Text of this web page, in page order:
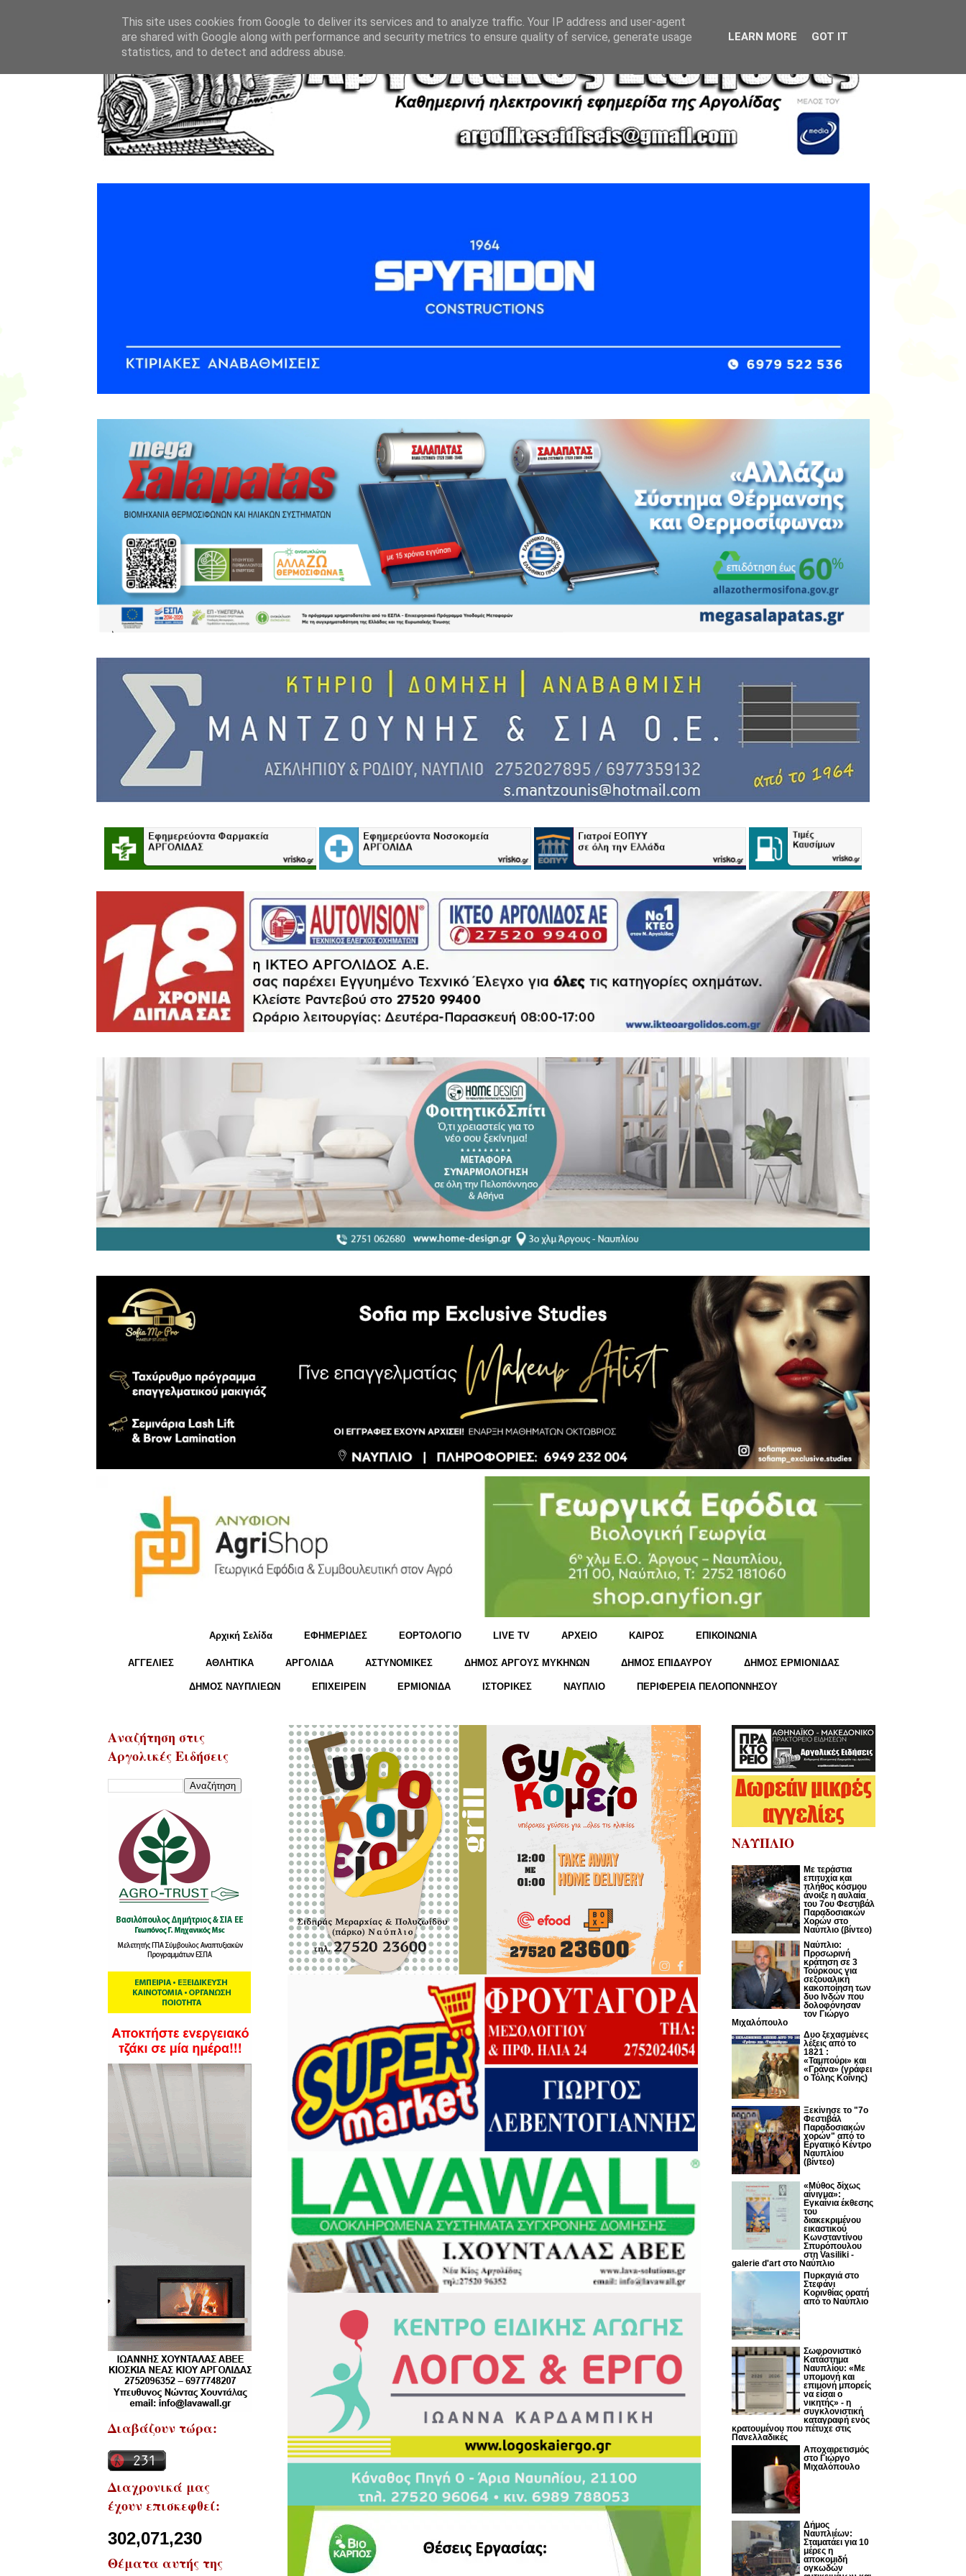
Αρχική Σελίδα ΕΦΗΜΕΡΙΔΕΣ ΕΟΡΤΟΛΟΓΙΟ LIVE TV ΑΡΧΕΙΟ KΑΙΡΟΣ ΕΠΙΚΟΙΝΩΝΙΑ
ΑΓΓΕΛΙΕΣ ΑΘΛΗΤΙΚΑ ΑΡΓΟΛΙΔΑ ΑΣΤΥΝΟΜΙΚΕΣ ΔΗΜΟΣ ΑΡΓΟΥΣ ΜΥΚΗΝΩΝ ΔΗΜΟΣ ΕΠΙΔΑΥΡΟΥ ΔΗΜΟΣ ΕΡΜΙΟΝΙΔΑΣ
ΔΗΜΟΣ ΝΑΥΠΛΙΕΩΝ ΕΠΙΧΕΙΡΕΙΝ ΕΡΜΙΟΝΙΔΑ ΙΣΤΟΡΙΚΕΣ ΝΑΥΠΛΙΟ ΠΕΡΙΦΕΡΕΙΑ ΠΕΛΟΠΟΝΝΗΣΟΥ
Αναζήτηση στις
Αργολικές Ειδήσεις
Διαβάζουν τώρα:
Διαχρονικά μας
έχουν επισκεφθεί:
302,071,230
Θέματα αυτής της
ΝΑΥΠΛΙΟ
Με τεράστια
επιτυχία και
πλήθος κόσμου
άνοιξε η αυλαία
του 7ου Φεστιβάλ
Παραδοσιακών
Χορών στο
Ναύπλιο (βίντεο)
Ναύπλιο:
Προσωρινή
κράτηση σε 3
Τούρκους για
σεξουαλική
κακοποίηση των
δυο Ινδών που
δολοφόνησαν
τον Γιώργο
Μιχαλόπουλο
Δυο ξεχασμένες
λέξεις από το
1821 :
«Ταμπούρι» και
«Γράνα» (γράφει
ο Τόλης Κοΐνης)
Ξεκίνησε το "7ο
Φεστιβάλ
Παραδοσιακών
χορών" από το
Εργατικό Κέντρο
Ναυπλίου
(βίντεο)
«Μύθος δίχως
αίνιγμα»:
Εγκαίνια έκθεσης
του
διακεκριμένου
εικαστικού
Κωνσταντίνου
Σπυρόπουλου
στη Vasiliki -
galerie d'art στο Ναύπλιο
Πυρκαγιά στο
Στεφάνι
Κορινθίας ορατή
από το Ναύπλιο
Σωφρονιστικό
Κατάστημα
Ναυπλίου: «Με
υπομονή και
επιμονή μπορείς
να είσαι ο
νικητής» - η
συγκλονιστική
καταγραφή ενός
κρατουμένου που πέτυχε στις
Πανελλαδικές
Αποχαιρετισμός
στο Γιώργο
Μιχαλόπουλο
Δήμος
Ναυπλιέων:
Σταματάει για 10
μέρες η
αποκομιδή
ογκωδών
This site uses cookies from Google to deliver its services and to analyze traffic. Your IP address and user-agent
are shared with Google along with performance and security metrics to ensure quality of service, generate usage
statistics, and to detect and address abuse.
LEARN MORE GOT IT